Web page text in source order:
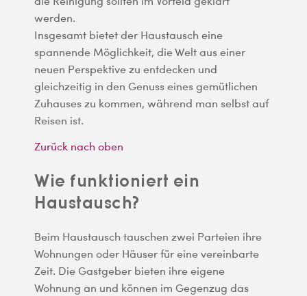
werden.
Insgesamt bietet der Haustausch eine
spannende Möglichkeit, die Welt aus einer
neuen Perspektive zu entdecken und
gleichzeitig in den Genuss eines gemütlichen
Zuhauses zu kommen, während man selbst auf
Reisen ist.
Zurück nach oben
Wie funktioniert ein
Haustausch?
Beim Haustausch tauschen zwei Parteien ihre
Wohnungen oder Häuser für eine vereinbarte
Zeit. Die Gastgeber bieten ihre eigene
Wohnung an und können im Gegenzug das